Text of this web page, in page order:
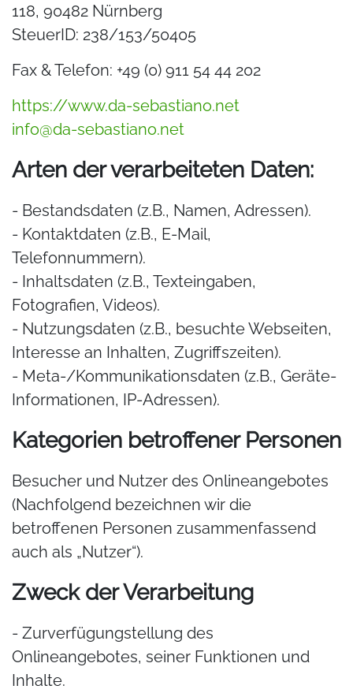
118, 90482 Nürnberg
SteuerID: 238/153/50405
Fax & Telefon: +49 (0) 911 54 44 202
https://www.da-sebastiano.net
info@da-sebastiano.net
Arten der verarbeiteten Daten:
- Bestandsdaten (z.B., Namen, Adressen).
- Kontaktdaten (z.B., E-Mail,
Telefonnummern).
- Inhaltsdaten (z.B., Texteingaben,
Fotografien, Videos).
- Nutzungsdaten (z.B., besuchte Webseiten,
Interesse an Inhalten, Zugriffszeiten).
- Meta-/Kommunikationsdaten (z.B., Geräte-
Informationen, IP-Adressen).
Kategorien betroffener Personen
Besucher und Nutzer des Onlineangebotes
(Nachfolgend bezeichnen wir die
betroffenen Personen zusammenfassend
auch als „Nutzer“).
Zweck der Verarbeitung
- Zurverfügungstellung des
Onlineangebotes, seiner Funktionen und
Inhalte.